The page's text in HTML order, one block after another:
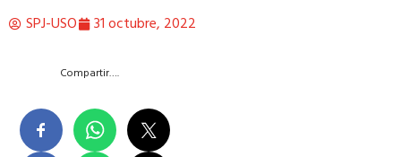
SPJ-USO 31 octubre, 2022
Compartir….